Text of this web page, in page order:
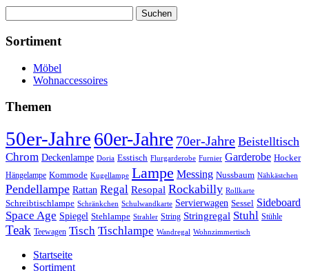
nach:
Sortiment
Möbel
Wohnaccessoires
Themen
50er-Jahre60er-Jahre 70er-Jahre Beistelltisch
Chrom Deckenlampe Doria Esstisch Flurgarderobe Furnier Garderobe Hocker
Hängelampe Kommode Kugellampe Lampe Messing Nussbaum Nähkästchen
Pendellampe Rattan Regal Resopal Rockabilly Rollkarte
Schreibtischlampe Schränkchen Schulwandkarte Servierwagen Sessel Sideboard
Space Age Spiegel Stehlampe Strahler String Stringregal Stuhl Stühle
Teak Teewagen Tisch Tischlampe Wandregal Wohnzimmertisch
Startseite
Sortiment